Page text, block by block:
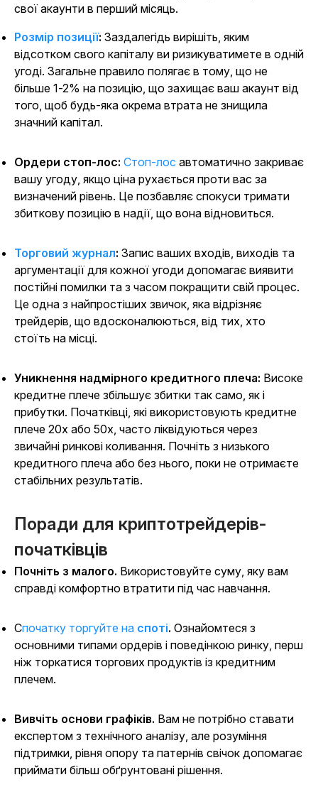
свої акаунти в перший місяць.
Розмір позиції: Заздалегідь вирішіть, яким
відсотком свого капіталу ви ризикуватимете в одній
угоді. Загальне правило полягає в тому, що не
більше 1-2% на позицію, що захищає ваш акаунт від
того, щоб будь-яка окрема втрата не знищила
значний капітал.
Ордери стоп-лос: Стоп-лос автоматично закриває
вашу угоду, якщо ціна рухається проти вас за
визначений рівень. Це позбавляє спокуси тримати
збиткову позицію в надії, що вона відновиться.
Торговий журнал: Запис ваших входів, виходів та
аргументації для кожної угоди допомагає виявити
постійні помилки та з часом покращити свій процес.
Це одна з найпростіших звичок, яка відрізняє
трейдерів, що вдосконалюються, від тих, хто
стоїть на місці.
Уникнення надмірного кредитного плеча: Високе
кредитне плече збільшує збитки так само, як і
прибутки. Початківці, які використовують кредитне
плече 20x або 50x, часто ліквідуються через
звичайні ринкові коливання. Почніть з низького
кредитного плеча або без нього, поки не отримаєте
стабільних результатів.
Поради для криптотрейдерів-
початківців
Почніть з малого. Використовуйте суму, яку вам
справді комфортно втратити під час навчання.
Спочатку торгуйте на споті. Ознайомтеся з
основними типами ордерів і поведінкою ринку, перш
ніж торкатися торгових продуктів із кредитним
плечем.
Вивчіть основи графіків. Вам не потрібно ставати
експертом з технічного аналізу, але розуміння
підтримки, рівня опору та патернів свічок допомагає
приймати більш обґрунтовані рішення.